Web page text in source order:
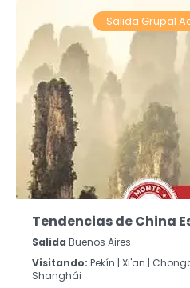
Salida Grupal
Tendencias de China
Salida Buenos Aires
Visitando: Pekín | Xi'an |
Shanghái